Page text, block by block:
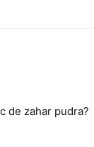
de zahar pudra?